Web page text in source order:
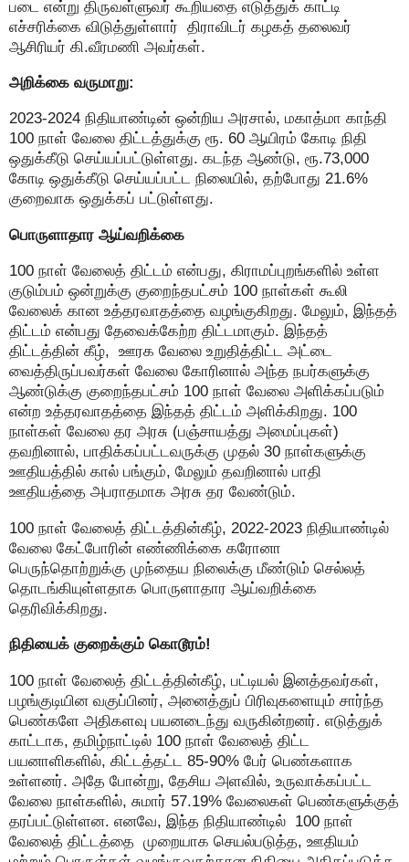
படை என்று திருவள்ளுவர் கூறியதை எடுத்துக் காட்டி
எச்சரிக்கை விடுத்துள்ளார் திராவிடர் கழகத் தலைவர்
ஆசிரியர் கி.வீரமணி அவர்கள்.
அறிக்கை வருமாறு:
2023-2024 நிதியாண்டின் ஒன்றிய அரசால், மகாத்மா காந்தி
100 நாள் வேலை திட்டத்துக்கு ரூ. 60 ஆயிரம் கோடி நிதி
ஒதுக்கீடு செய்யப்பட்டுள்ளது. கடந்த ஆண்டு, ரூ.73,000
கோடி ஒதுக்கீடு செய்யப்பட்ட நிலையில், தற்போது 21.6%
குறைவாக ஒதுக்கப் பட்டுள்ளது.
பொருளாதார ஆய்வறிக்கை
100 நாள் வேலைத் திட்டம் என்பது, கிராமப்புறங்களில் உள்ள
குடும்பம் ஒன்றுக்கு குறைந்தபட்சம் 100 நாள்கள் கூலி
வேலைக் கான உத்தரவாதத்தை வழங்குகிறது. மேலும், இந்தத்
திட்டம் என்பது தேவைக்கேற்ற திட்டமாகும். இந்தத்
திட்டத்தின் கீழ், ஊரக வேலை உறுதித்திட்ட அட்டை
வைத்திருப்பவர்கள் வேலை கோரினால் அந்த நபர்களுக்கு
ஆண்டுக்கு குறைந்தபட்சம் 100 நாள் வேலை அளிக்கப்படும்
என்ற உத்தரவாதத்தை இந்தத் திட்டம் அளிக்கிறது. 100
நாள்கள் வேலை தர அரசு (பஞ்சாயத்து அமைப்புகள்)
தவறினால், பாதிக்கப்பட்டவருக்கு முதல் 30 நாள்களுக்கு
ஊதியத்தில் கால் பங்கும், மேலும் தவறினால் பாதி
ஊதியத்தை அபராதமாக அரசு தர வேண்டும்.
100 நாள் வேலைத் திட்டத்தின்கீழ், 2022-2023 நிதியாண்டில்
வேலை கேட்போரின் எண்ணிக்கை கரோனா
பெருந்தொற்றுக்கு முந்தைய நிலைக்கு மீண்டும் செல்லத்
தொடங்கியுள்ளதாக பொருளாதார ஆய்வறிக்கை
தெரிவிக்கிறது.
நிதியைக் குறைக்கும் கொடூரம்!
100 நாள் வேலைத் திட்டத்தின்கீழ், பட்டியல் இனத்தவர்கள்,
பழங்குடியின வகுப்பினர், அனைத்துப் பிரிவுகளையும் சார்ந்த
பெண்களே அதிகளவு பயனடைந்து வருகின்றனர். எடுத்துக்
காட்டாக, தமிழ்நாட்டில் 100 நாள் வேலைத் திட்ட
பயனாளிகளில், கிட்டத்தட்ட 85-90% பேர் பெண்களாக
உள்ளனர். அதே போன்று, தேசிய அளவில், உருவாக்கப்பட்ட
வேலை நாள்களில், சுமார் 57.19% வேலைகள் பெண்களுக்குத்
தரப்பட்டுள்ளன. எனவே, இந்த நிதியாண்டில் 100 நாள்
வேலைத் திட்டத்தை முறையாக செயல்படுத்த, ஊதியம்